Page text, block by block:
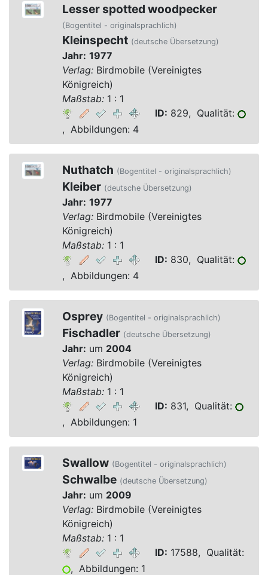
Lesser spotted woodpecker
(Bogentitel - originalsprachlich)
Kleinspecht (deutsche Übersetzung)
Jahr: 1977
Verlag:Birdmobile (Vereinigtes
Königreich)
Maßstab:1 : 1
ID: 829, Qualität:
, Abbildungen: 4
Nuthatch (Bogentitel - originalsprachlich)
Kleiber (deutsche Übersetzung)
Jahr: 1977
Verlag:Birdmobile (Vereinigtes
Königreich)
Maßstab:1 : 1
ID: 830, Qualität:
, Abbildungen: 4
Osprey (Bogentitel - originalsprachlich)
Fischadler (deutsche Übersetzung)
Jahr: um 2004
Verlag:Birdmobile (Vereinigtes
Königreich)
Maßstab:1 : 1
ID: 831, Qualität:
, Abbildungen: 1
Swallow (Bogentitel - originalsprachlich)
Schwalbe (deutsche Übersetzung)
Jahr: um 2009
Verlag:Birdmobile (Vereinigtes
Königreich)
Maßstab:1 : 1
ID: 17588, Qualität:
, Abbildungen: 1